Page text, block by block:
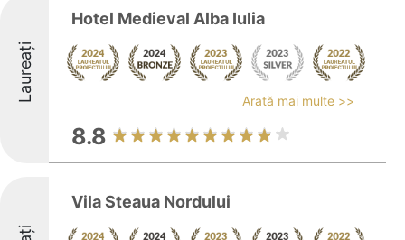
Laureați
Hotel Medieval Alba Iulia
Arată mai multe >>
8.8
Vila Steaua Nordului